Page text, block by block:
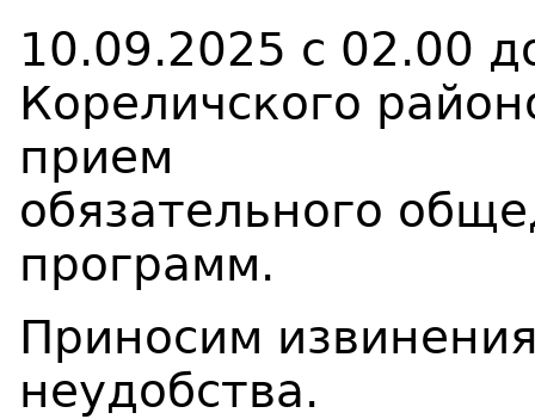
10.09.2025 с 02.00
Кореличского
прием
обязательного
программ.
Приносим
неудобства.